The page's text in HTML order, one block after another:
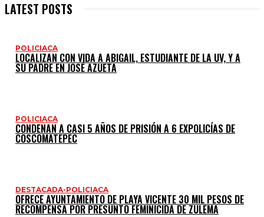
LATEST POSTS
POLICIACA
LOCALIZAN CON VIDA A ABIGAIL, ESTUDIANTE DE LA UV, Y A
SU PADRE EN JOSÉ AZUETA
POLICIACA
CONDENAN A CASI 5 AÑOS DE PRISIÓN A 6 EXPOLICÍAS DE
COSCOMATEPEC
DESTACADA-POLICIACA
OFRECE AYUNTAMIENTO DE PLAYA VICENTE 30 MIL PESOS DE
RECOMPENSA POR PRESUNTO FEMINICIDA DE ZULEMA